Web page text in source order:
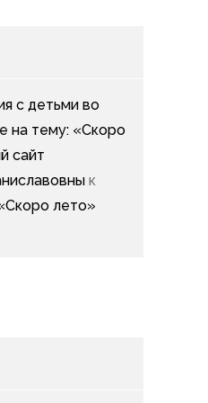
с детьми во
на тему: «Скоро
сайт
к
лето»